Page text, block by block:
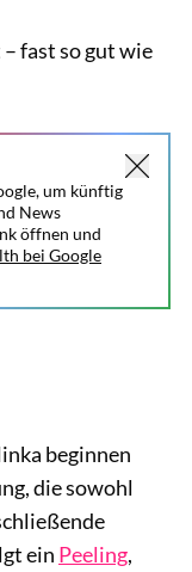
fast so gut wie
um künftig
News
öffnen und
bei Google
beginnen
die sowohl
ein Peeling,